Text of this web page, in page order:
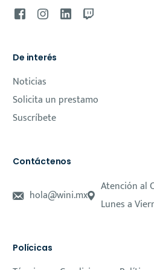
De interés
Noticias
Solicita un prestamo
Suscríbete
Contáctenos
hola@wini.mx
Atención al
Lunes a
Polícicas